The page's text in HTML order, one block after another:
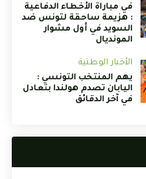
في مباراة الأخطاء الدفاعية
: هزيمة ساحقة لتونس ضد
السويد في أول مشوار
المونديال
الأخبار الوطنية
يهم المنتخب التونسي :
اليابان تصدم هولندا بتعادل
في آخر الدقائق